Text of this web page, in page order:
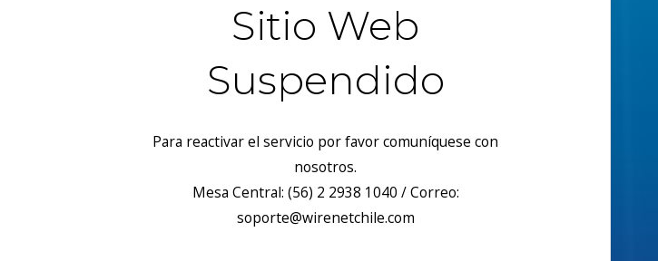
Sitio Web
Suspendido
Para reactivar el servicio por favor comuníquese con
nosotros.
Mesa Central: (56) 2 2938 1040 / Correo:
soporte@wirenetchile.com